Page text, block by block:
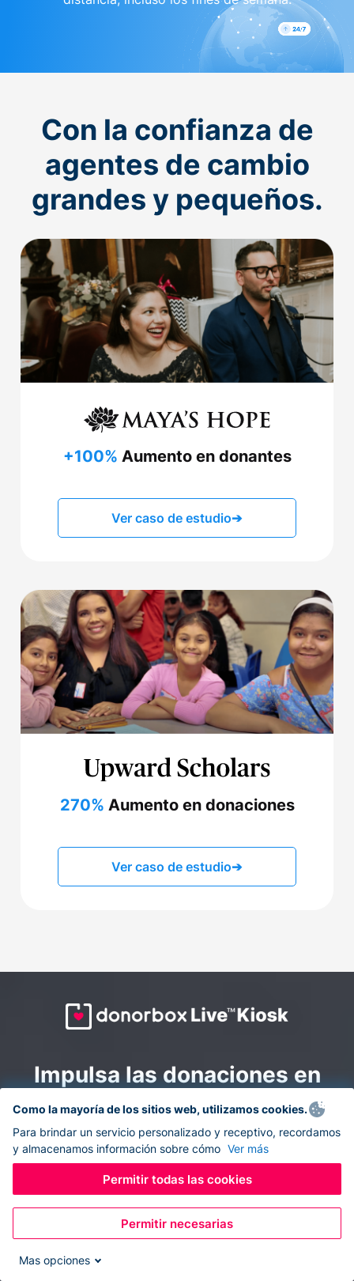
Con la confianza de
agentes de cambio
grandes y pequeños.
+100% Aumento en donantes
Ver caso de estudio➔
270% Aumento en donaciones
Ver caso de estudio➔
Impulsa las donaciones en
todas partes: combina la
recaudación de fondos en
línea y en el sitio con
Donorbox Live Kiosk.
Convierte tu tableta en un quiosco de donaciones y
recolecta donaciones sin efectivo durante eventos, en
Como la mayoría de los sitios web, utilizamos cookies.
Para brindar un servicio personalizado y receptivo, recordamos
y almacenamos información sobre cómo Ver más
Permitir todas las cookies
Permitir necesarias
Mas opciones